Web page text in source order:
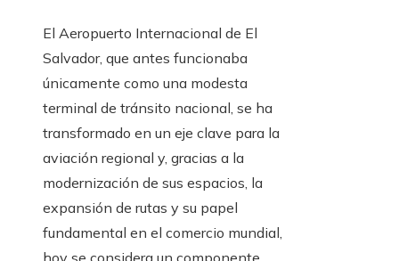
El Aeropuerto Internacional de El
Salvador, que antes funcionaba
únicamente como una modesta
terminal de tránsito nacional, se ha
transformado en un eje clave para la
aviación regional y, gracias a la
modernización de sus espacios, la
expansión de rutas y su papel
fundamental en el comercio mundial,